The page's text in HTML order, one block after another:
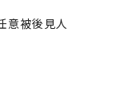
意被後見人